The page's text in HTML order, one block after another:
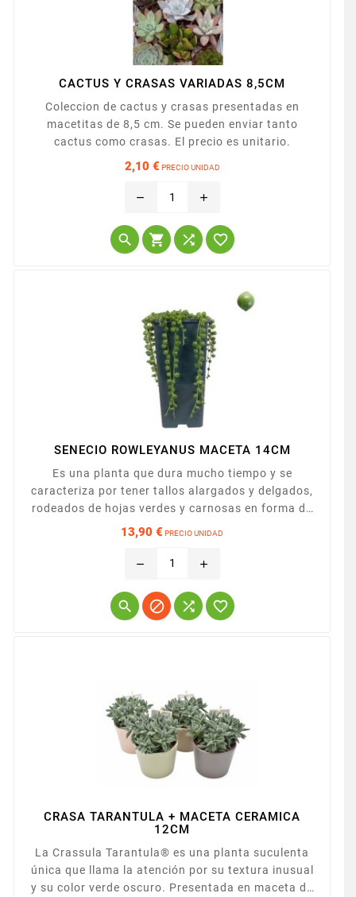
CACTUS Y CRASAS VARIADAS 8,5CM
Coleccion de cactus y crasas presentadas en
macetitas de 8,5 cm. Se pueden enviar tanto
cactus como crasas. El precio es unitario.
2,10 € PRECIO UNIDAD
remove add
   
SENECIO ROWLEYANUS MACETA 14CM
Es una planta que dura mucho tiempo y se
caracteriza por tener tallos alargados y delgados,
rodeados de hojas verdes y carnosas en forma de
cilindro, que se parecen a los clásicos guisantes.El
flores. Presentado en maceta de 14cm
13,90 € PRECIO UNIDAD
remove add
   
CRASA TARANTULA + MACETA CERAMICA
12CM
La Crassula Tarantula® es una planta suculenta
única que llama la atención por su textura inusual
y su color verde oscuro. Presentada en maceta de